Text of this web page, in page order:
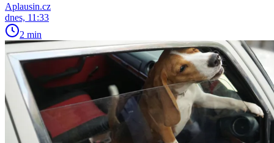
Aplausin.cz
dnes, 11:33
2 min